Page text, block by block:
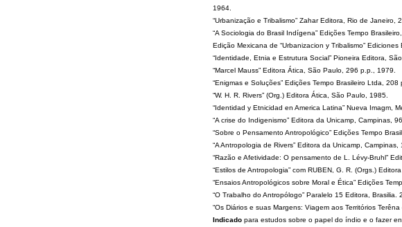
1964.
“Urbanização e Tribalismo” Zahar Editora, Rio de Janeiro,
“A Sociologia do Brasil Indígena” Edições Tempo
Edição Mexicana de “Urbanizacion y Tribalismo”
“Identidade, Etnia e Estrutura Social” Pioneira Editora,
“Marcel Mauss” Editora Ática, São Paulo, 296 p.p., 1979.
“Enigmas e Soluções” Edições Tempo Brasileiro Ltda, 208
“W. H. R. Rivers” (Org.) Editora Ática, São Paulo, 1985.
“Identidad y Etnicidad en America Latina” Nueva Imagm,
“A crise do Indigenismo” Editora da Unicamp, Campinas,
“Sobre o Pensamento Antropológico” Edições Tempo
“A Antropologia de Rivers” Editora da Unicamp, Campinas,
“Razão e Afetividade: O pensamento de L. Lévy-Bruhl”
“Estilos de Antropologia” com RUBEN, G. R. (Orgs.)
“Ensaios Antropológicos sobre Moral e Ética” Edições
“O Trabalho do Antropólogo” Paralelo 15 Editora, Brasilia.
“Os Diários e suas Margens: Viagem aos Territórios
Indicadopara estudos sobre o papel do índio e o fazer